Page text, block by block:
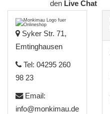
denLive Chat
Syker Str. 71,
Emtinghausen
Tel: 04295 260
98 23
Email:
info@monkimau.de